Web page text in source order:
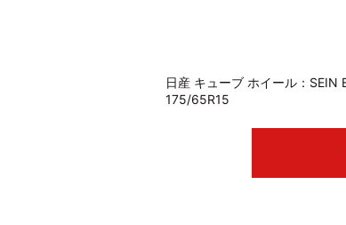
日産 キューブ ホイール：
175/65R15